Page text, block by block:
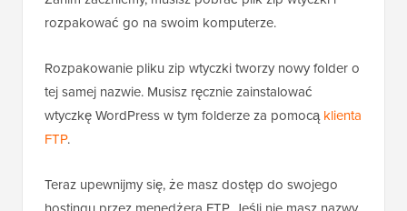
rozpakować go na swoim komputerze.
Rozpakowanie pliku zip wtyczki tworzy nowy folder o
tej samej nazwie. Musisz ręcznie zainstalować
wtyczkę WordPress w tym folderze za pomocąklienta
FTP.
Teraz upewnijmy się, że masz dostęp do swojego